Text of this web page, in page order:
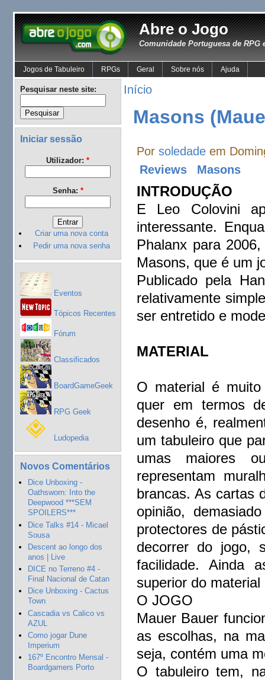
Abre o Jogo
Comunidade Portuguesa de RPG
Jogos de Tabuleiro RPGs Geral Sobre nós Ajuda
Pesquisar neste site:
Iniciar sessão
Utilizador: *
Senha: *
Criar uma nova conta
Pedir uma nova senha
Eventos
Tópicos Recentes
Fórum
Classificados
BoardGameGeek
RPG Geek
Ludopedia
Novos Comentários
Dice Unboxing -
Oathsworn: Into the
Deepwood ***SEM
SPOILERS***
Dice Talks #14 - Micael
Sousa
Descent ao longo dos
anos | Live
DICE no Terreno #4 -
Final Nacional de Catan
Dice Unboxing - Cactus
Town
Cascadia vs Calico vs
AZUL
Como jogar Dune
Imperium
167º Encontro Mensal -
Boardgamers Porto
Início
Masons
Porsoledade em
Reviews
Masons
INTRODUÇÃO
E Leo Colovini
interessante.
Phalanx para
Masons, que é um
Publicado pela
relativamente
ser entretido e
MATERIAL
O material é
quer em termos
desenho é,
um tabuleiro que
umas maiores
representam
brancas. As cartas
opinião,
protectores de
decorrer do jogo,
facilidade. Ainda
superior do material
O JOGO
Mauer Bauer
as escolhas, na
seja, contém uma
O tabuleiro tem,